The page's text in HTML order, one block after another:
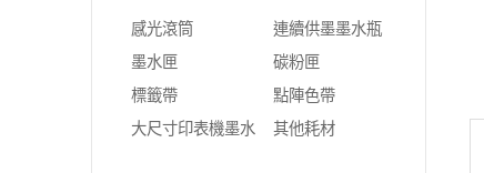
HP 惠普
Lenovo 聯想
藍芽
ExpertWIFI商用系列
無線路由器
感光滾筒
連續供墨墨水瓶
墨水匣
碳粉匣
標籤帶
點陣色帶
大尺寸印表機墨水
其他耗材